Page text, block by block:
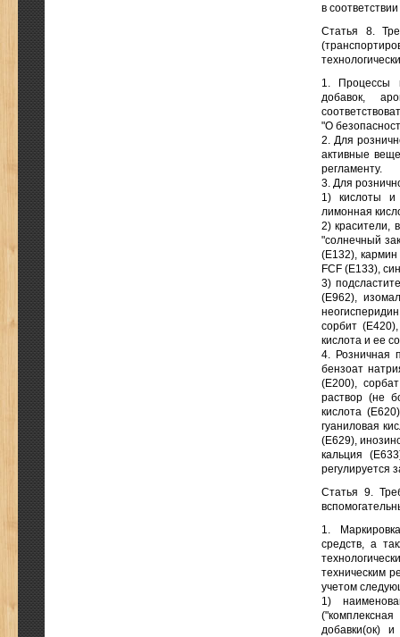
в
Статья 8.
1. Процессы
добавок,
"О
2. Для
активные
регламенту.
3. Для
1) кислоты и
лимонная
2) красители,
"солнечный
(Е132),
FCF (Е133),
3)
(Е962),
сорбит
кислота и ее
4. Розничная
бензоат
(Е200),
раствор (не
кислота
гуаниловая
(Е629),
кальция
регулируется
Статья 9.
1.
средств, а
техническим
учетом
1)
добавки(ок)